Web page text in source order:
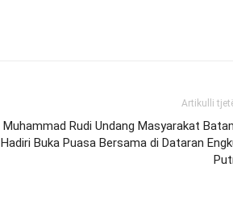
Artikulli
Muhammad Rudi Undang Masyarakat
Hadiri Buka Puasa Bersama di Dataran